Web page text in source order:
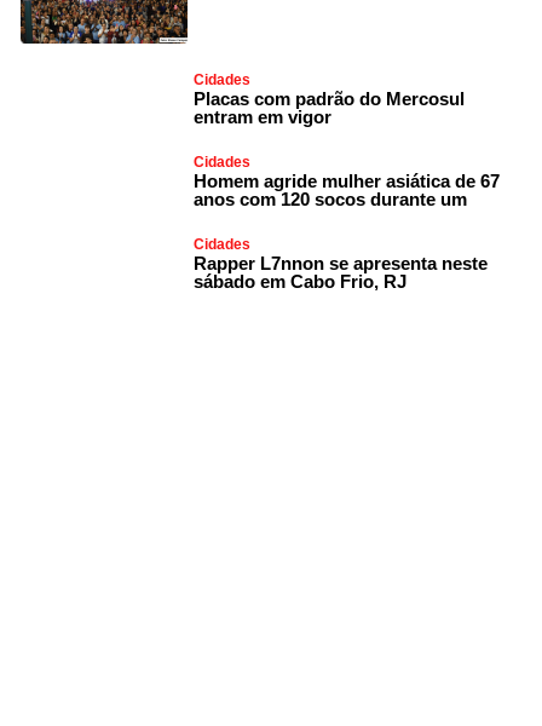
Cidades
Placas com padrão do Mercosul
entram em vigor
Cidades
Homem agride mulher asiática de 67
anos com 120 socos durante um
Cidades
Rapper L7nnon se apresenta neste
sábado em Cabo Frio, RJ